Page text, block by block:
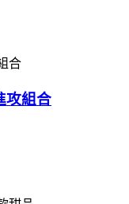
攻組合